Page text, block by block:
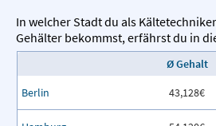
In welcher Stadt du als
Gehälter bekommst, erfährst du in
Ø Gehalt
Berlin
43,128€